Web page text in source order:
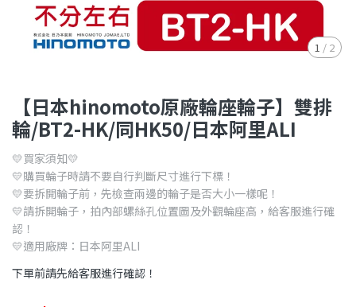
1 / 2
【日本hinomoto原廠輪座輪子】雙排
輪/BT2-HK/同HK50/日本阿里ALI
💛買家須知💛
💛購買輪子時請不要自行判斷尺寸進行下標！
💛要拆開輪子前，先檢查兩邊的輪子是否大小一樣呢！
💛請拆開輪子，拍內部螺絲孔位置圖及外觀輪座高，給客服進行確
認！
💛適用廠牌：日本阿里ALI
下單前請先給客服進行確認！